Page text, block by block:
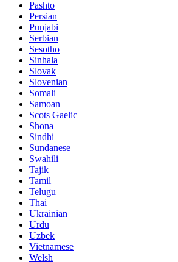
Pashto
Persian
Punjabi
Serbian
Sesotho
Sinhala
Slovak
Slovenian
Somali
Samoan
Scots Gaelic
Shona
Sindhi
Sundanese
Swahili
Tajik
Tamil
Telugu
Thai
Ukrainian
Urdu
Uzbek
Vietnamese
Welsh